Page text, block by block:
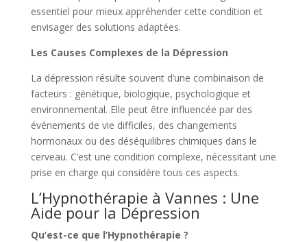
essentiel pour mieux appréhender cette condition et
envisager des solutions adaptées.
Les Causes Complexes de la Dépression
La dépression résulte souvent d’une combinaison de
facteurs : génétique, biologique, psychologique et
environnemental. Elle peut être influencée par des
événements de vie difficiles, des changements
hormonaux ou des déséquilibres chimiques dans le
cerveau. C’est une condition complexe, nécessitant une
prise en charge qui considère tous ces aspects.
L’Hypnothérapie à Vannes : Une
Aide pour la Dépression
Qu’est-ce que l’Hypnothérapie ?